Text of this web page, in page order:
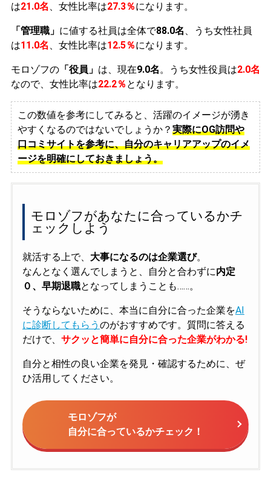
は21.0名 、女性比率は27.3％になります。
「管理職」 に値する社員は全体で88.0名 、うち女性社員
は11.0名 、女性比率は12.5％になります。
モロゾフの「役員」 は、現在9.0名。うち女性役員は2.0名
なので、女性比率は22.2％ となります。
この数値を参考にしてみると、活躍のイメージが湧き
やすくなるのではないでしょうか？ 実際にOG訪問や
口コミサイトを参考に、自分のキャリアアップのイメ
ージを明確にしておきましょう。
モロゾフがあなたに合っているかチ
ェックしよう
就活する上で、 大事になるのは企業選び。
なんとなく選んでしまうと、自分と合わずに内定
０、早期退職となってしまうことも……。
そうならないために、本当に自分に合った企業をAI
に診断してもらう のがおすすめです。質問に答える
だけで、 サクッと簡単に自分に合った企業がわかる!
自分と相性の良い企業を発見・確認するために、ぜ
ひ活用してください。
モロゾフが
自分に合っているかチェック！